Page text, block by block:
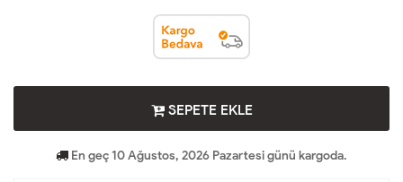
SEPETE EKLE
En geç 10 Ağustos, 2026 Pazartesi günü kargoda.